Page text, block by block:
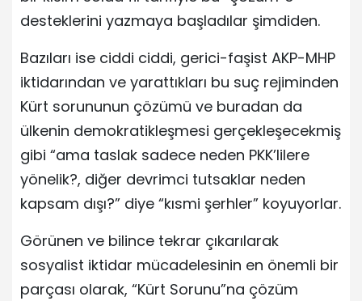
desteklerini yazmaya başladılar şimdiden.
Bazıları ise ciddi ciddi, gerici-faşist AKP-MHP
iktidarından ve yarattıkları bu suç rejiminden
Kürt sorununun çözümü ve buradan da
ülkenin demokratikleşmesi gerçekleşecekmiş
gibi “ama taslak sadece neden PKK’lilere
yönelik?, diğer devrimci tutsaklar neden
kapsam dışı?” diye “kısmi şerhler” koyuyorlar.
Görünen ve bilince tekrar çıkarılarak
sosyalist iktidar mücadelesinin en önemli bir
parçası olarak, “Kürt Sorunu”na çözüm